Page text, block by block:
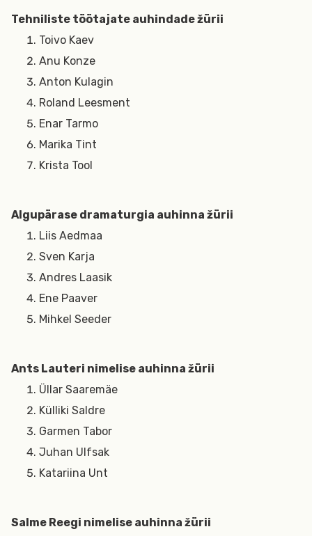
Tehniliste töötajate auhindade žürii
Toivo Kaev
Anu Konze
Anton Kulagin
Roland Leesment
Enar Tarmo
Marika Tint
Krista Tool
Algupärase dramaturgia auhinna žürii
Liis Aedmaa
Sven Karja
Andres Laasik
Ene Paaver
Mihkel Seeder
Ants Lauteri nimelise auhinna žürii
Üllar Saaremäe
Külliki Saldre
Garmen Tabor
Juhan Ulfsak
Katariina Unt
Salme Reegi nimelise auhinna žürii